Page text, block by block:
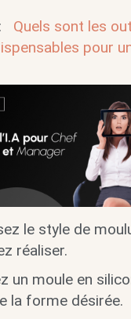
Quels sont les
pour
le style de
réaliser.
un moule en
la forme désirée.